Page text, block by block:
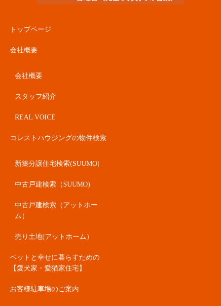
トップページ
会社概要
会社概要
スタッフ紹介
REAL VOICE
コレストハウジングの物件検索
新築分譲住宅検索(SUUMO)
中古戸建検索（SUUMO)
中古戸建検索（アットホー
ム）
売り土地(アットホーム）
ペットと幸せに暮らすための
【愛犬家・愛猫家住宅】
お客様駐車場のご案内